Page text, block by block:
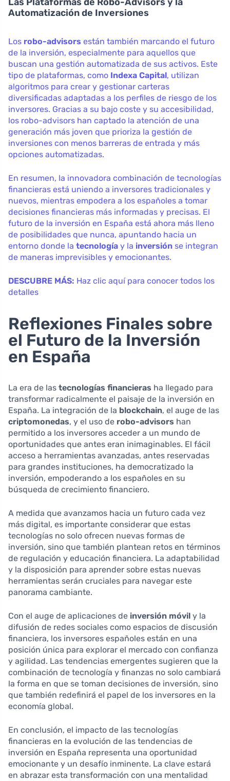
Las Plataformas de Robo-Advisors y la
Automatización de Inversiones
Los robo-advisors están también marcando el futuro
de la inversión, especialmente para aquellos que
buscan una gestión automatizada de sus activos. Este
tipo de plataformas, como Indexa Capital, utilizan
algoritmos para crear y gestionar carteras
diversificadas adaptadas a los perfiles de riesgo de los
inversores. Gracias a su bajo coste y su accesibilidad,
los robo-advisors han captado la atención de una
generación más joven que prioriza la gestión de
inversiones con menos barreras de entrada y más
opciones automatizadas.
En resumen, la innovadora combinación de tecnologías
financieras está uniendo a inversores tradicionales y
nuevos, mientras empodera a los españoles a tomar
decisiones financieras más informadas y precisas. El
futuro de la inversión en España está ahora más lleno
de posibilidades que nunca, apuntando hacia un
entorno donde la tecnología y la inversión se integran
de maneras imprevisibles y emocionantes.
DESCUBRE MÁS: Haz clic aquí para conocer todos los
detalles
Reflexiones Finales sobre
el Futuro de la Inversión
en España
La era de las tecnologías financieras ha llegado para
transformar radicalmente el paisaje de la inversión en
España. La integración de la blockchain, el auge de las
criptomonedas, y el uso de robo-advisors han
permitido a los inversores acceder a un mundo de
oportunidades que antes eran inimaginables. El fácil
acceso a herramientas avanzadas, antes reservadas
para grandes instituciones, ha democratizado la
inversión, empoderando a los españoles en su
búsqueda de crecimiento financiero.
A medida que avanzamos hacia un futuro cada vez
más digital, es importante considerar que estas
tecnologías no solo ofrecen nuevas formas de
inversión, sino que también plantean retos en términos
de regulación y educación financiera. La adaptabilidad
y la disposición para aprender sobre estas nuevas
herramientas serán cruciales para navegar este
panorama cambiante.
Con el auge de aplicaciones de inversión móvil y la
difusión de redes sociales como espacios de discusión
financiera, los inversores españoles están en una
posición única para explorar el mercado con confianza
y agilidad. Las tendencias emergentes sugieren que la
combinación de tecnología y finanzas no solo cambiará
la forma en que se toman decisiones de inversión, sino
que también redefinirá el papel de los inversores en la
economía global.
En conclusión, el impacto de las tecnologías
financieras en la evolución de las tendencias de
inversión en España representa una oportunidad
emocionante y un desafío inminente. La clave estará
en abrazar esta transformación con una mentalidad